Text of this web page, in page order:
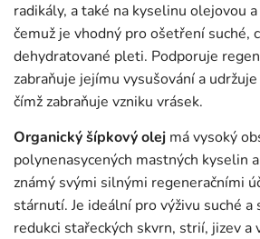
radikály, a také na kyselinu olejovou
čemuž je vhodný pro ošetření suché,
dehydratované pleti. Podporuje
zabraňuje jejímu vysušování a
čímž zabraňuje vzniku vrásek.
Organický šípkový olej má vysoký
polynenasycených mastných kyselin
známý svými silnými regeneračními
stárnutí. Je ideální pro výživu suché
redukci stařeckých skvrn, strií, jizev a